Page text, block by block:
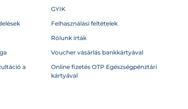
a
GYIK
Felhasználási feltételek
Rólunk írták
Voucher vásárlás bankkártyával
Online fizetés OTP Egészségpénztári
kártyával